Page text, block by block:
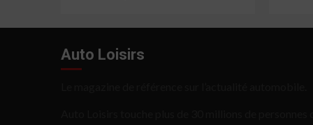
Auto Loisirs